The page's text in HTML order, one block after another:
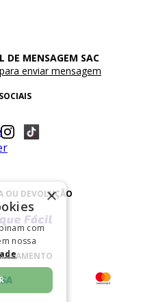
DE MENSAGEM SAC
enviar mensagem
OU DEVOLUÇÃO
×
com
nossa